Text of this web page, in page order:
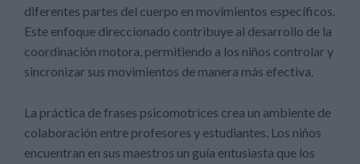
diferentes partes del cuerpo en movimientos específicos.
Este enfoque direccionado contribuye al desarrollo de la
coordinación motora, permitiendo a los niños controlar y
sincronizar sus movimientos de manera más efectiva.
La práctica de frases psicomotrices crea un ambiente de
colaboración entre profesores y estudiantes. Los niños
encuentran en sus maestros un guía entusiasta que los